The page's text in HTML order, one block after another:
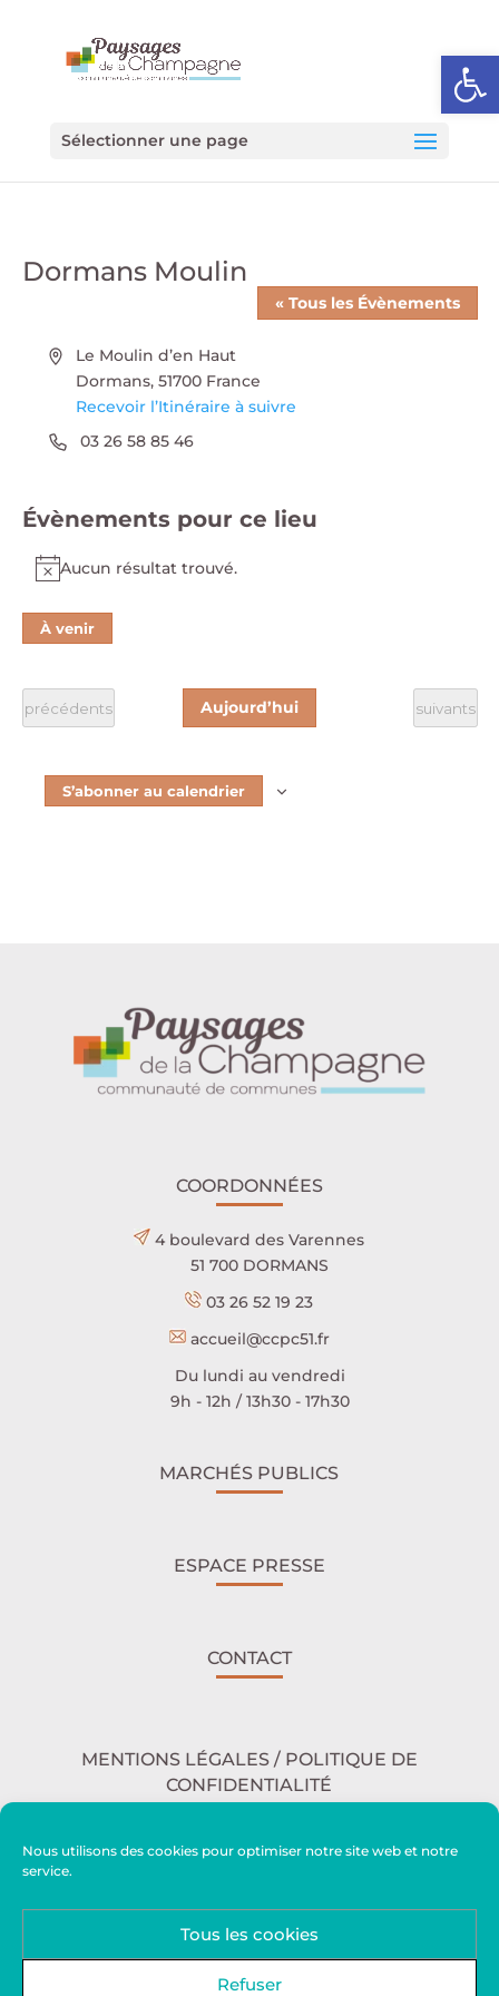
Ouvrir
Nous utilisons des cookies pour optimiser notre site web et notre
service.
Tous les cookies
Refuser
Sélectionner une page
Dormans Moulin
« Tous les Évènements
Adresse
Le Moulin d’en Haut
Dormans, 51700 France
Recevoir l’Itinéraire à suivre
Téléphone
03 26 58 85 46
Évènements pour ce lieu
Notice
Aucun résultat trouvé.
À venir
date.
Évènements
précédents Aujourd’hui suivants
S’abonner au calendrier
COORDONNÉES
4 boulevard des Varennes
51 700 DORMANS
03 26 52 19 23
accueil@ccpc51.fr
Du lundi au vendredi
9h - 12h / 13h30 - 17h30
MARCHÉS PUBLICS
ESPACE PRESSE
CONTACT
MENTIONS LÉGALES / POLITIQUE DE
CONFIDENTIALITÉ